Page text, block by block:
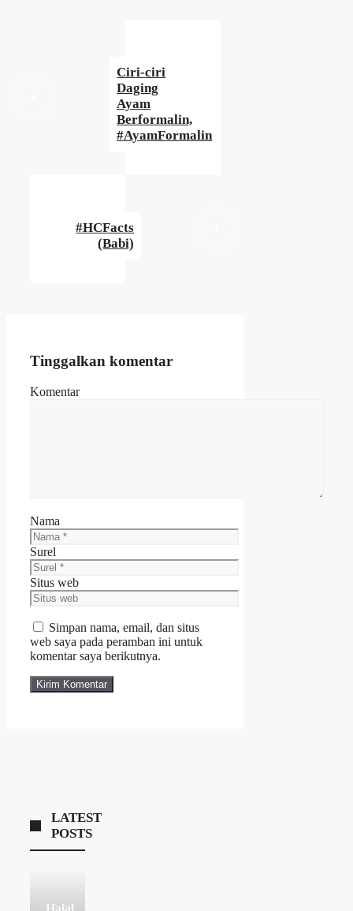
Ciri-ciri
Daging
Ayam
Berformalin,
‪#AyamFormalin
‪#HCFacts‬
(Babi)
Tinggalkan komentar
Komentar
Nama
Surel
Situs web
Simpan nama, email, dan situs
web saya pada peramban ini untuk
komentar saya berikutnya.
LATEST
POSTS
Halal